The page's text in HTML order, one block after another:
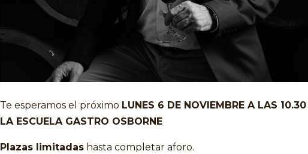
Te esperamos el próximo LUNES 6 DE NOVIEMBRE A LAS 10.30
LA ESCUELA GASTRO OSBORNE
Plazas limitadas hasta completar aforo.